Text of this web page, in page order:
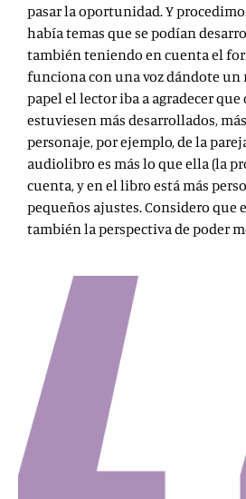
pasar la oportunidad. Y
había temas que se podían
también teniendo en cuenta el
funciona con una voz dándote un
papel el lector iba a agradecer
estuviesen más desarrollados,
personaje, por ejemplo, de la
audiolibro es más lo que ella (la
cuenta, y en el libro está más
pequeños ajustes. Considero que
también la perspectiva de poder